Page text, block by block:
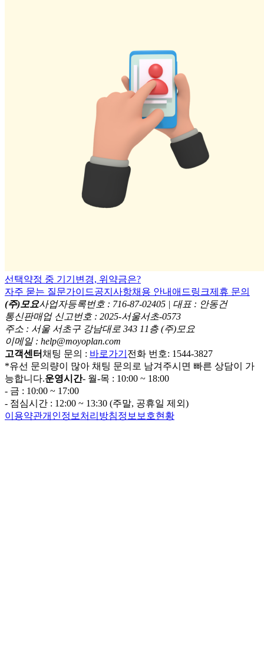
선택약정 중 기기변경, 위약금은?
자주 묻는 질문가이드공지사항채용 안내 애드링크제휴 문의
(주)모요사업자등록번호 : 716-87-02405 | 대표 : 안동건
통신판매업 신고번호 : 2025-서울서초-0573
주소 : 서울 서초구 강남대로 343 11층 (주)모요
이메일 : help@moyoplan.com
고객센터채팅 문의 : 바로가기 전화 번호: 1544-3827
*유선 문의량이 많아 채팅 문의로 남겨주시면 빠른 상담이 가
능합니다.운영시간- 월-목 : 10:00 ~ 18:00
- 금 : 10:00 ~ 17:00
- 점심시간 : 12:00 ~ 13:30 (주말, 공휴일 제외)
이용약관개인정보처리방침정보보호현황